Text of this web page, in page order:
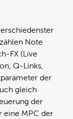
Note
FX (Live
Q-Links,
der
gleich
der
eine MPC der